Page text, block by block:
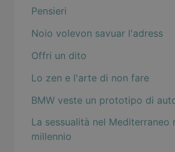
Pensieri
Noio volevon savuar l'adress
Offri un dito
Lo zen e l'arte di non fare
BMW veste un prototipo di
La sessualità nel Mediterraneo
millennio